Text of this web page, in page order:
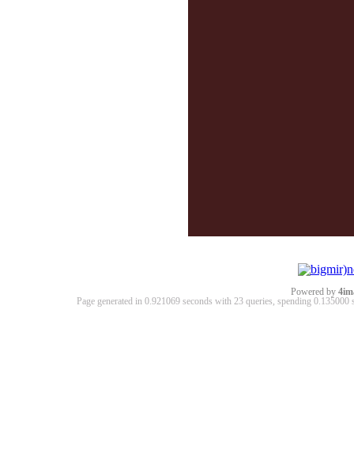
Powered by
Page generated in 0.921069 seconds with 23 queries, spending